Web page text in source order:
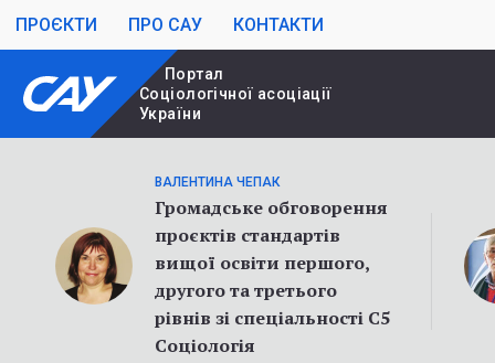
ПРОЄКТИ ПРО САУ КОНТАКТИ
Портал
Cоціологічної асоціації
України
ВАЛЕНТИНА ЧЕПАК
Громадське обговорення
проєктів стандартів
вищої освіти першого,
другого та третього
рівнів зі спеціальності С5
Соціологія